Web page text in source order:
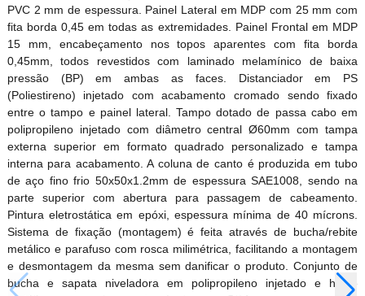
PVC 2 mm de espessura. Painel Lateral em MDP com 25 mm com
fita borda 0,45 em todas as extremidades. Painel Frontal em MDP
15 mm, encabeçamento nos topos aparentes com fita borda
0,45mm, todos revestidos com laminado melamínico de baixa
pressão (BP) em ambas as faces. Distanciador em PS
(Poliestireno) injetado com acabamento cromado sendo fixado
entre o tampo e painel lateral. Tampo dotado de passa cabo em
polipropileno injetado com diâmetro central Ø60mm com tampa
externa superior em formato quadrado personalizado e tampa
interna para acabamento. A coluna de canto é produzida em tubo
de aço fino frio 50x50x1.2mm de espessura SAE1008, sendo na
parte superior com abertura para passagem de cabeamento.
Pintura eletrostática em epóxi, espessura mínima de 40 mícrons.
Sistema de fixação (montagem) é feita através de bucha/rebite
metálico e parafuso com rosca milimétrica, facilitando a montagem
e desmontagem da mesma sem danificar o produto. Conjunto de
bucha e sapata niveladora em polipropileno injetado e haste